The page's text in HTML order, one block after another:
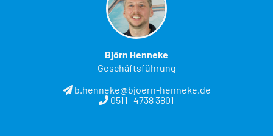
Björn Henneke
Geschäftsführung
b.henneke@bjoern-henneke.de
0511- 4738 3801